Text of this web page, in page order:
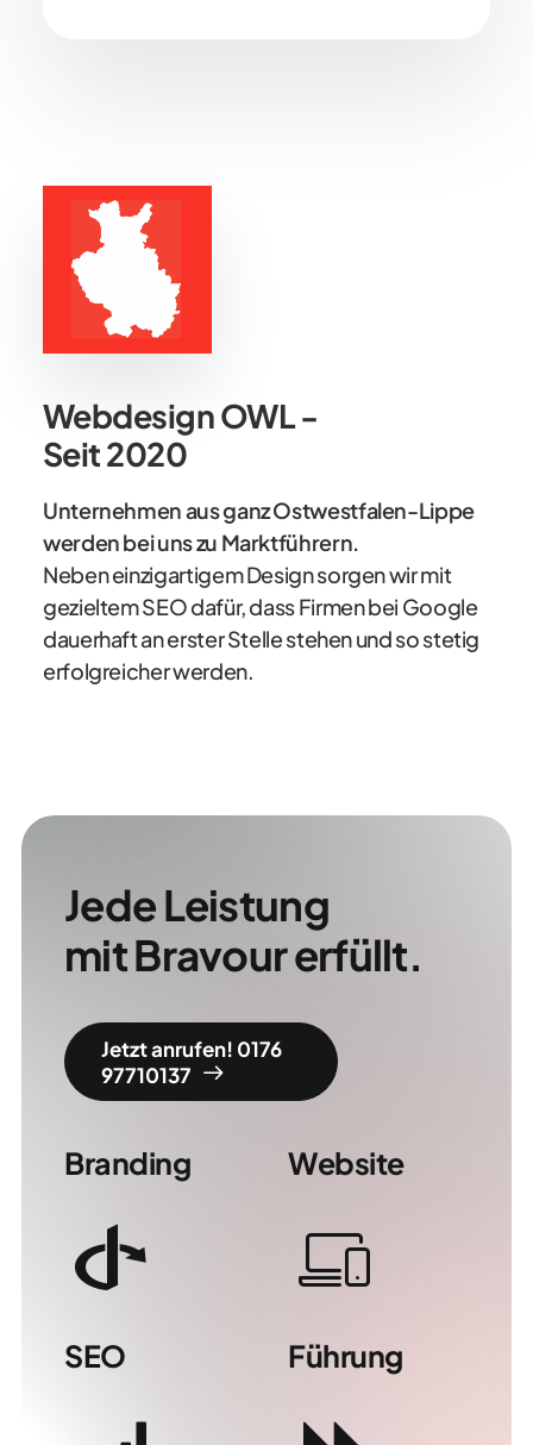
Webdesign OWL -
Seit 2020
Unternehmen aus ganz Ostwestfalen-Lippe
werden bei uns zu Marktführern.
Neben einzigartigem Design sorgen wir mit
gezieltem SEO dafür, dass Firmen bei Google
dauerhaft an erster Stelle stehen und so stetig
erfolgreicher werden.
Jede Leistung
mit Bravour erfüllt.
Jetzt anrufen! 0176
97710137
Branding Website
SEO Führung